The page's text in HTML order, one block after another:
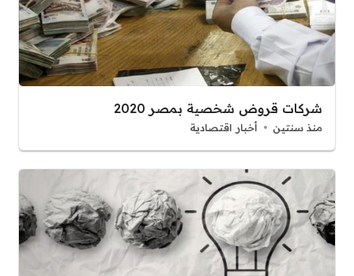
شركات قروض شخصية بمصر 2020
منذ سنتين أخبار اقتصادية